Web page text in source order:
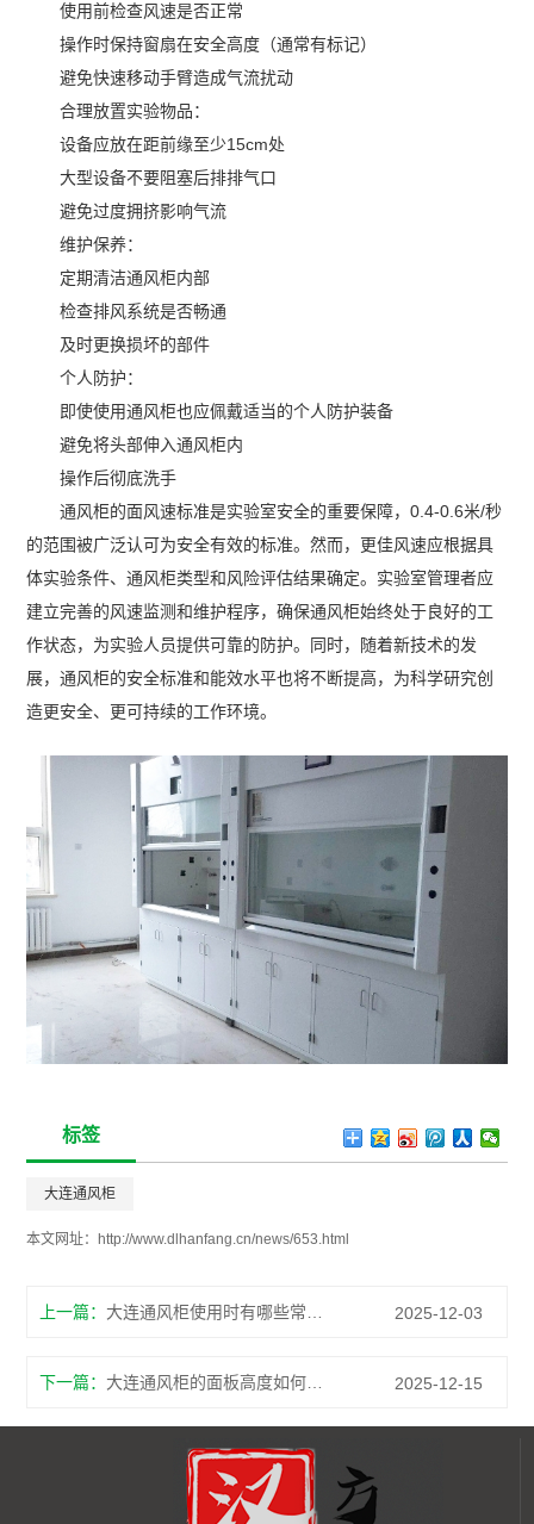
使用前检查风速是否正常
操作时保持窗扇在安全高度（通常有标记）
避免快速移动手臂造成气流扰动
合理放置实验物品：
设备应放在距前缘至少15cm处
大型设备不要阻塞后排排气口
避免过度拥挤影响气流
维护保养：
定期清洁通风柜内部
检查排风系统是否畅通
及时更换损坏的部件
个人防护：
即使使用通风柜也应佩戴适当的个人防护装备
避免将头部伸入通风柜内
操作后彻底洗手
通风柜的面风速标准是实验室安全的重要保障，0.4-0.6米/秒
的范围被广泛认可为安全有效的标准。然而，更佳风速应根据具
体实验条件、通风柜类型和风险评估结果确定。实验室管理者应
建立完善的风速监测和维护程序，确保通风柜始终处于良好的工
作状态，为实验人员提供可靠的防护。同时，随着新技术的发
展，通风柜的安全标准和能效水平也将不断提高，为科学研究创
造更安全、更可持续的工作环境。
标签
大连通风柜
本文网址：http://www.dlhanfang.cn/news/653.html
上一篇： 2025-12-03
下一篇： 2025-12-15